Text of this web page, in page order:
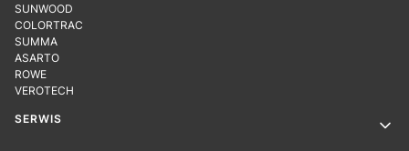
SUNWOOD
COLORTRAC
SUMMA
ASARTO
ROWE
VEROTECH
SERWIS